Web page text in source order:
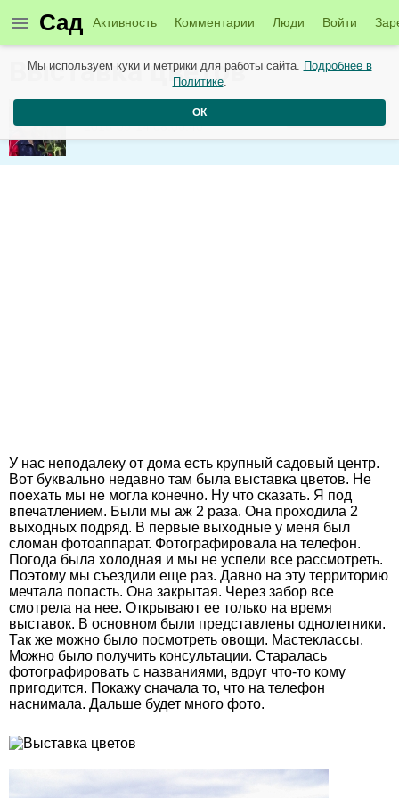
Сад Активность Комментарии Люди Войти
Выставка цветов
2015-09-14 08:00:40
У нас неподалеку от дома есть крупный садовый центр.
Вот буквально недавно там была выставка цветов. Не
поехать мы не могла конечно. Ну что сказать. Я под
впечатлением. Были мы аж 2 раза. Она проходила 2
выходных подряд. В первые выходные у меня был
сломан фотоаппарат. Фотографировала на телефон.
Погода была холодная и мы не успели все рассмотреть.
Поэтому мы съездили еще раз. Давно на эту территорию
мечтала попасть. Она закрытая. Через забор все
смотрела на нее. Открывают ее только на время
выставок. В основном были представлены однолетники.
Так же можно было посмотреть овощи. Мастеклассы.
Можно было получить консультации. Старалась
фотографировать с названиями, вдруг что-то кому
пригодится. Покажу сначала то, что на телефон
наснимала. Дальше будет много фото.
Мы используем куки и метрики для работы сайта. Подробнее в
Политике.
ОК